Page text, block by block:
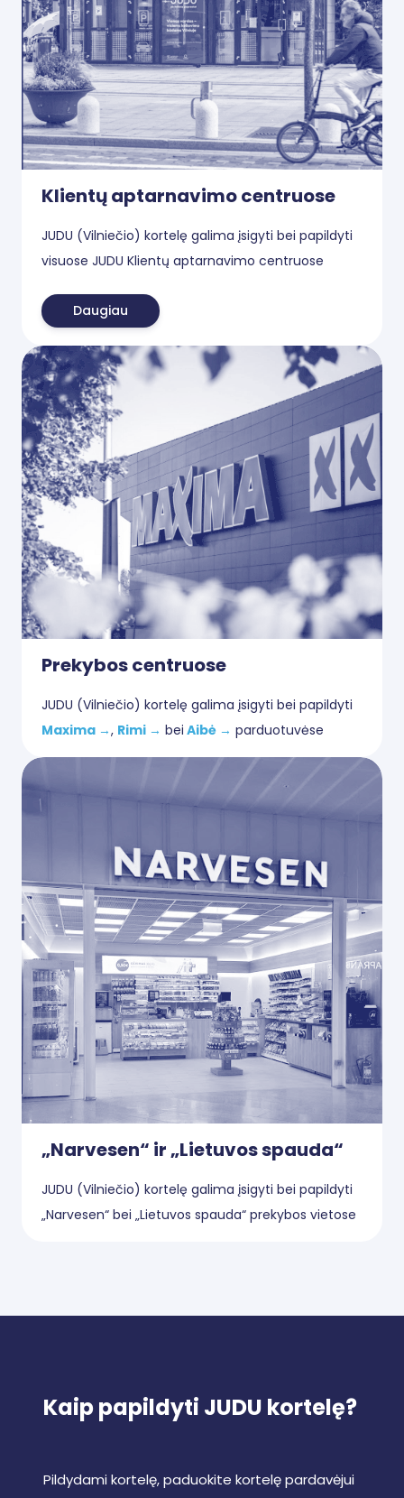
Klientų aptarnavimo centruose
JUDU (Vilniečio) kortelę galima įsigyti bei papildyti
visuose JUDU Klientų aptarnavimo centruose
Daugiau
Prekybos centruose
JUDU (Vilniečio) kortelę galima įsigyti bei papildyti
Maxima →, Rimi → bei Aibė → parduotuvėse
„Narvesen“ ir „Lietuvos spauda“
JUDU (Vilniečio) kortelę galima įsigyti bei papildyti
„Narvesen“ bei „Lietuvos spauda“ prekybos vietose
Kaip papildyti JUDU kortelę?
Pildydami kortelę, paduokite kortelę pardavėjui